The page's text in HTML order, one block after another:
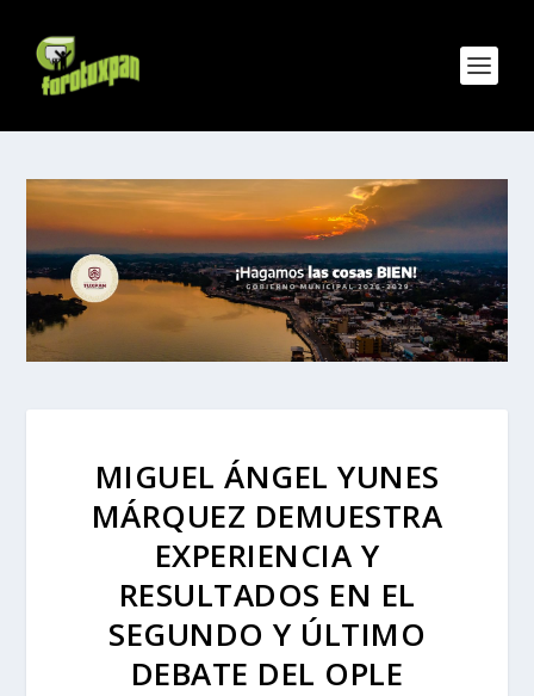
MIGUEL ÁNGEL YUNES
MÁRQUEZ DEMUESTRA
EXPERIENCIA Y
RESULTADOS EN EL
SEGUNDO Y ÚLTIMO
DEBATE DEL OPLE